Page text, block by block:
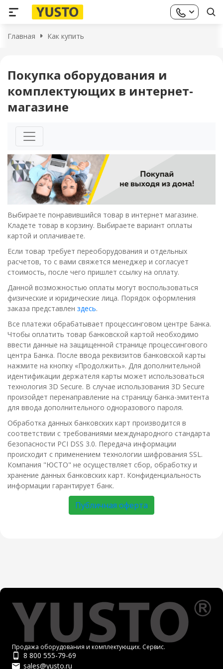
Главная Как купить
Покупка оборудования и
комплектующих в интернет-
магазине
Выбираете понравившийся товар в интернет магазине.
Кладете товар в корзину. Выбираете вариант оплаты
картой и оплачиваете.
Если товар требует переоборудования и отдельных
расчетов, то с вами свяжется менеджер и согласует
стоимость, после чего пришлет ссылку на оплату.
Данной возможностью оплаты могут воспользоваться
физические и юридические лица. Порядок оформления
заказа представлен здесь.
Все платежи обрабатывает процессинговом центре Банка.
Чтобы оплатить товар банковской картой необходимо
ввести данные на защищенной странице процессингового
центра Банка. После ввода реквизитов банковской карты
нажмите на кнопку «Продолжить». Для дополнительной
идентификации держателя карты может использоваться
технология 3D Secure. В случае использования 3D Secure
произойдет перенаправление на страницу банка-эмитента
для ввода дополнительного одноразового пароля.
Обработка данных банковских карт производится в
соответствии с требованиями международного стандарта
безопасности PCI DSS 3.0. Передача информации
происходит с применением технологии шифрования SSL.
Компания "ЮСТО" не осуществляет сбор, обработку и
хранение данных банковских карт. Конфиденциальность
информации гарантирует банк.
Публичная оферта
Продажа оборудования и комплектующих. Сервис.
8 800 555-79-69
sales@yusto.ru